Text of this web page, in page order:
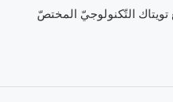
التّكنولوجيّ المختصّ